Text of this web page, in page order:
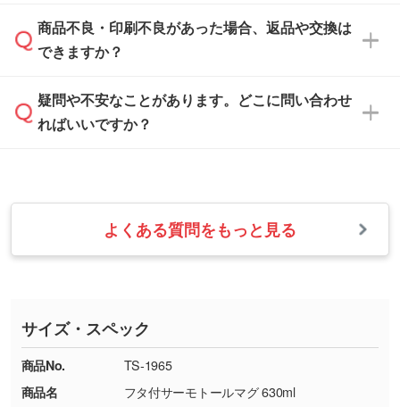
しい
解像度の低い画像や、手書きのイラスト、写真
などを、印刷に適したベクターデータに変換し
・フルカラーデータを1色に変換してほしい
・1色印刷でグラデーションや濃淡を表現した
い
す。→詳しく見る
・コーポレートカラーを使って印刷したい／印
刷色にこだわりがある
本体色がブラック、ネイビーなど濃色の場合は
白色か淡い色の印刷色をおすすめしておりま
本体色がナチュラルなど淡色の場合、印刷をく
っきりと目立たせたいときは濃い印刷色が、柔
らかい雰囲気にしたいときは淡い印刷色が映え
また、お選びいただいた印刷色が本体色に合わ
ない場合や仕上がりに影響しそうな場合は、ス
タッフから別の色をご案内することもございま
営業日は平日の10:00～18:00で、土日祝日はお
休みとなります。注文・見積・お問い合わせ
速やかに対応いたします。
商品不良・印刷不良があった場合、返品や交換は
できますか？
お手数をお掛けいたしますが、至急担当スタッ
フまでご連絡ください。商品の状況を確認し、
・お届け時に商品が損傷・故障している場合
・ご注文と異なる商品が届いた場合
・印刷不良があった場合
※詳しくは「商品の良品基準について
ください。
【返品・交換ができない場合】
疑問や不安なことがあります。どこに問い合わせ
ればいいですか？
業日以内に担当スタッフよりメールにてご連絡
いたします。
お急ぎの場合はお電話でのご質問も受け付けて
TEL：0422-29-9911 営業時間10:00～
18:00(土日祝日除く)
よくある質問をもっと見る
サイズ・スペック
商品No.
TS-1965
商品名
フタ付サーモトールマグ 630ml